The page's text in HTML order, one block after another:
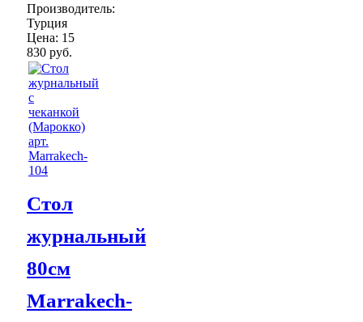
Производитель:
Турция
Цена: 15
830 руб.
Стол
журнальный
80см
Marrakech-